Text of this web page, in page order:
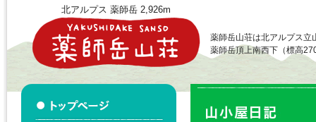
北アルプス 薬師岳 2,926m
薬師岳山荘は北アルプス立
薬師岳頂上南西下（標高